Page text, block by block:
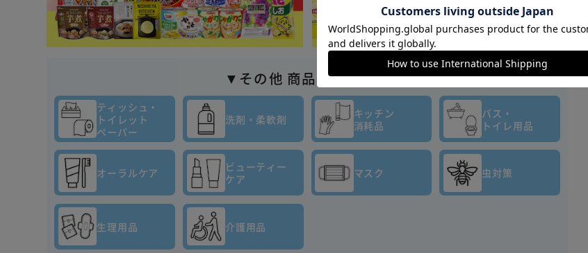
▼その他 商品はこちら▼
ティッシュ・
トイレット
ペーパー
洗剤・柔軟剤
キッチン
消耗品
バス・
トイレ用品
オーラルケア
ビューティー
ケア
マスク 虫対策
生理用品 介護用品